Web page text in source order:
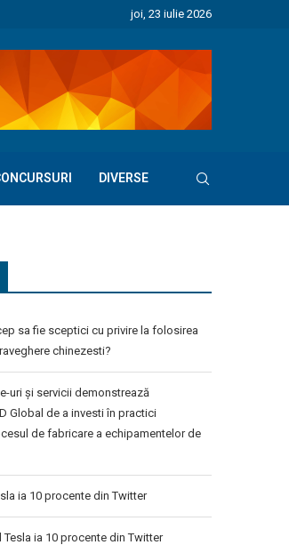
joi, 23 iulie 2026
DIVERSE
sa fie sceptici cu privire la folosirea
chinezesti?
uri și servicii demonstrează
Global de a investi în practici
de fabricare a echipamentelor de
ia 10 procente din Twitter
Tesla ia 10 procente din Twitter